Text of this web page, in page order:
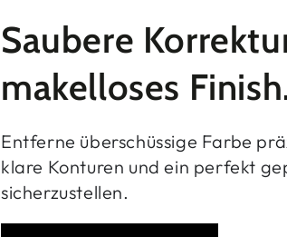
Saubere
makelloses
Entferne überschüssige Farbe
klare Konturen und ein perfekt
sicherzustellen.